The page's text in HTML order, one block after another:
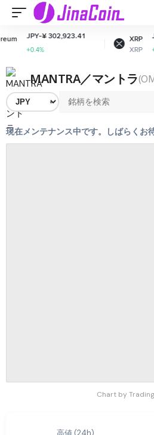
JPY-¥ 302,923.41
+0.4%
XRP
XRP
MANTRA／マントラ
現在メンテナンス中です。しばらくお
Chart by
高値 (24h)